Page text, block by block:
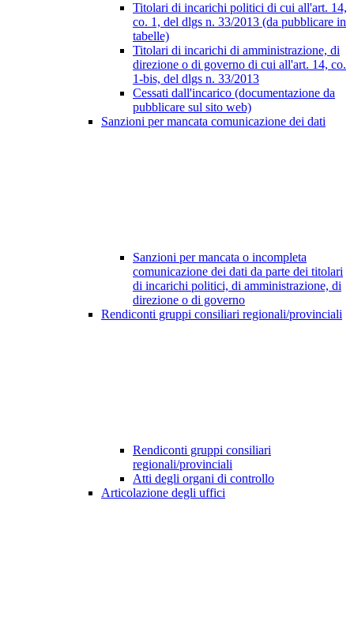
Titolari di incarichi politici di cui all'art. 14,
co. 1, del dlgs n. 33/2013 (da pubblicare in
tabelle)
Titolari di incarichi di amministrazione, di
direzione o di governo di cui all'art. 14, co.
1-bis, del dlgs n. 33/2013
Cessati dall'incarico (documentazione da
pubblicare sul sito web)
Sanzioni per mancata comunicazione dei dati
Sanzioni per mancata o incompleta
comunicazione dei dati da parte dei titolari
di incarichi politici, di amministrazione, di
direzione o di governo
Rendiconti gruppi consiliari regionali/provinciali
Rendiconti gruppi consiliari
regionali/provinciali
Atti degli organi di controllo
Articolazione degli uffici